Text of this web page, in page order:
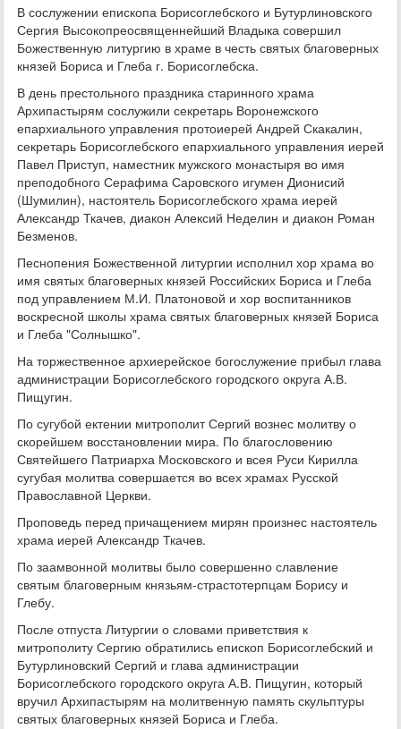
В сослужении епископа Борисоглебского и Бутурлиновского
Сергия Высокопреосвященнейший Владыка совершил
Божественную литургию в храме в честь святых благоверных
князей Бориса и Глеба г. Борисоглебска.
В день престольного праздника старинного храма
Архипастырям сослужили секретарь Воронежского
епархиального управления протоиерей Андрей Скакалин,
секретарь Борисоглебского епархиального управления иерей
Павел Приступ, наместник мужского монастыря во имя
преподобного Серафима Саровского игумен Дионисий
(Шумилин), настоятель Борисоглебского храма иерей
Александр Ткачев, диакон Алексий Неделин и диакон Роман
Безменов.
Песнопения Божественной литургии исполнил хор храма во
имя святых благоверных князей Российских Бориса и Глеба
под управлением М.И. Платоновой и хор воспитанников
воскресной школы храма святых благоверных князей Бориса
и Глеба "Солнышко".
На торжественное архиерейское богослужение прибыл глава
администрации Борисоглебского городского округа А.В.
Пищугин.
По сугубой ектении митрополит Сергий вознес молитву о
скорейшем восстановлении мира. По благословению
Святейшего Патриарха Московского и всея Руси Кирилла
сугубая молитва совершается во всех храмах Русской
Православной Церкви.
Проповедь перед причащением мирян произнес настоятель
храма иерей Александр Ткачев.
По заамвонной молитвы было совершенно славление
святым благоверным князьям-страстотерпцам Борису и
Глебу.
После отпуста Литургии о словами приветствия к
митрополиту Сергию обратились епископ Борисоглебский и
Бутурлиновский Сергий и глава администрации
Борисоглебского городского округа А.В. Пищугин, который
вручил Архипастырям на молитвенную память скульптуры
святых благоверных князей Бориса и Глеба.